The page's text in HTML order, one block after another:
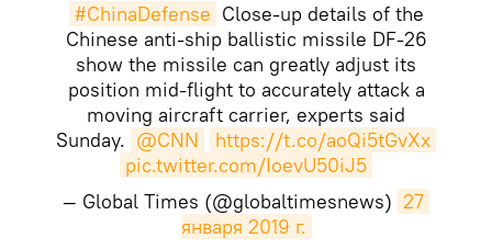
#ChinaDefense Close-up details of the
Chinese anti-ship ballistic missile DF-26
show the missile can greatly adjust its
position mid-flight to accurately attack a
moving aircraft carrier, experts said
Sunday. @CNN
https://t.co/aoQi5tGvXx
pic.twitter.com/IoevU50iJ5
— Global Times (@globaltimesnews) 27
января 2019 г.